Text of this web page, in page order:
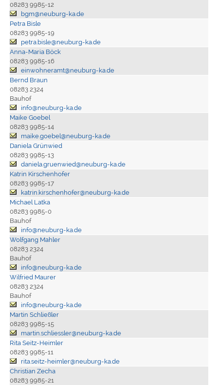
08283 9985-12
bgm@neuburg-ka.de
Petra Bisle
08283 9985-19
petra.bisle@neuburg-ka.de
Anna-Maria Böck
08283 9985-16
einwohneramt@neuburg-ka.de
Bernd Braun
08283 2324
Bauhof
info@neuburg-ka.de
Maike Goebel
08283 9985-14
maike.goebel@neuburg-ka.de
Daniela Grünwied
08283 9985-13
daniela.gruenwied@neuburg-ka.de
Katrin Kirschenhofer
08283 9985-17
katrin.kirschenhofer@neuburg-ka.de
Michael Latka
08283 9985-0
Bauhof
info@neuburg-ka.de
Wolfgang Mahler
08283 2324
Bauhof
info@neuburg-ka.de
Wilfried Maurer
08283 2324
Bauhof
info@neuburg-ka.de
Martin Schließler
08283 9985-15
martin.schliessler@neuburg-ka.de
Rita Seitz-Heimler
08283 9985-11
rita.seitz-heimler@neuburg-ka.de
Christian Zecha
08283 9985-21